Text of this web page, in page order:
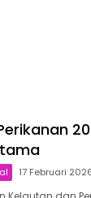
17 Februari